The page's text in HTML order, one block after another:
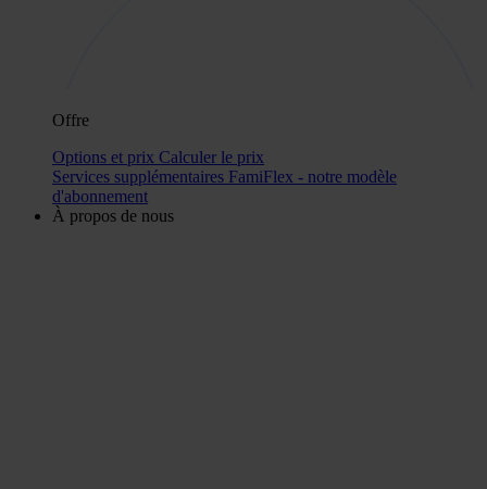
Offre
Options et prix Calculer le prix
Services supplémentaires FamiFlex - notre modèle
d'abonnement
À propos de nous